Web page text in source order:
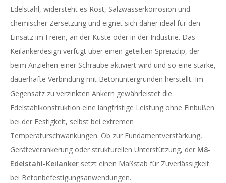
Edelstahl, widersteht es Rost, Salzwasserkorrosion und
chemischer Zersetzung und eignet sich daher ideal für den
Einsatz im Freien, an der Küste oder in der Industrie. Das
Keilankerdesign verfügt über einen geteilten Spreizclip, der
beim Anziehen einer Schraube aktiviert wird und so eine starke,
dauerhafte Verbindung mit Betonuntergründen herstellt. Im
Gegensatz zu verzinkten Ankern gewährleistet die
Edelstahlkonstruktion eine langfristige Leistung ohne Einbußen
bei der Festigkeit, selbst bei extremen
Temperaturschwankungen. Ob zur Fundamentverstärkung,
Geräteverankerung oder strukturellen Unterstützung, der M8-
Edelstahl-Keilanker setzt einen Maßstab für Zuverlässigkeit
bei Betonbefestigungsanwendungen.